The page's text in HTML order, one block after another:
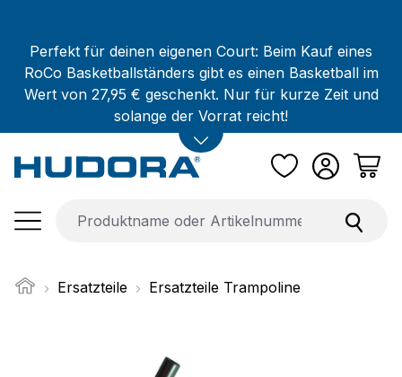
Perfekt für deinen eigenen Court: Beim Kauf eines
RoCo Basketballständers gibt es einen Basketball im
Wert von 27,95 € geschenkt. Nur für kurze Zeit und
solange der Vorrat reicht!
Ersatzteile Ersatzteile Trampoline